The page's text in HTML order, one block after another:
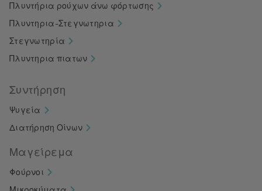
Πλυντήρια ρούχων άνω φόρτωσης
Πλυντηρια-Στεγνωτηρια
Στεγνωτηρία
Πλυντηρια πιατων
Συντήρηση
Ψυγεία
Διατήρηση Οίνων
Μαγείρεμα
Φούρνοι